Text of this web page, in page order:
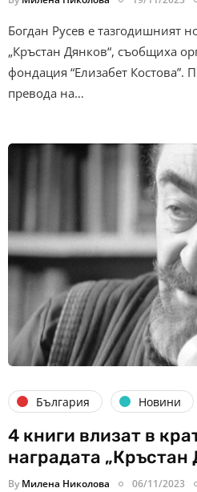
Богдан Русев е тазгодишният
„Кръстан Дянков“, съобщиха
фондация “Елизабет Костова”.
превода на…
България Новини
4 книги влизат в
наградата „Кръстан
By Милена Николова 06/11/2023